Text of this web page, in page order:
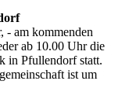
- am kommenden
ab 10.00 Uhr die
in Pfullendorf statt.
ist um